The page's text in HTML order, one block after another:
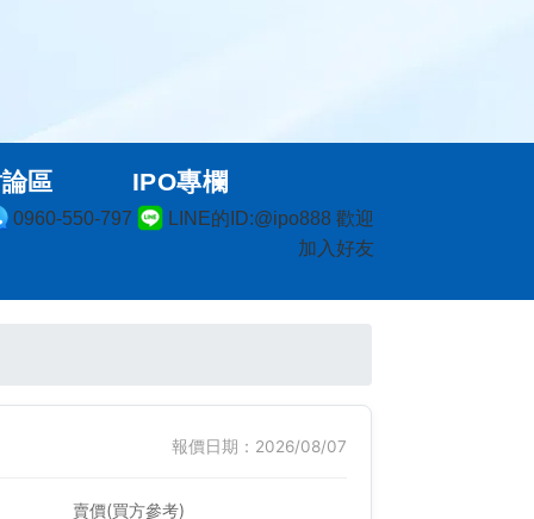
0960-550-797
LINE的ID:@ipo888 歡迎
加入好友
區 IPO專欄
報價日期：2026/08/07
賣價(買方參考)